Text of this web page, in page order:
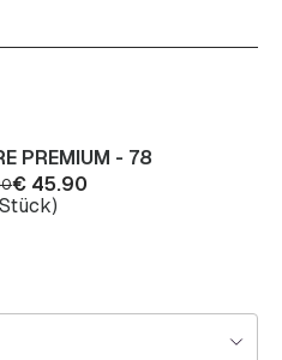
PREMIUM - 78
€ 45.90